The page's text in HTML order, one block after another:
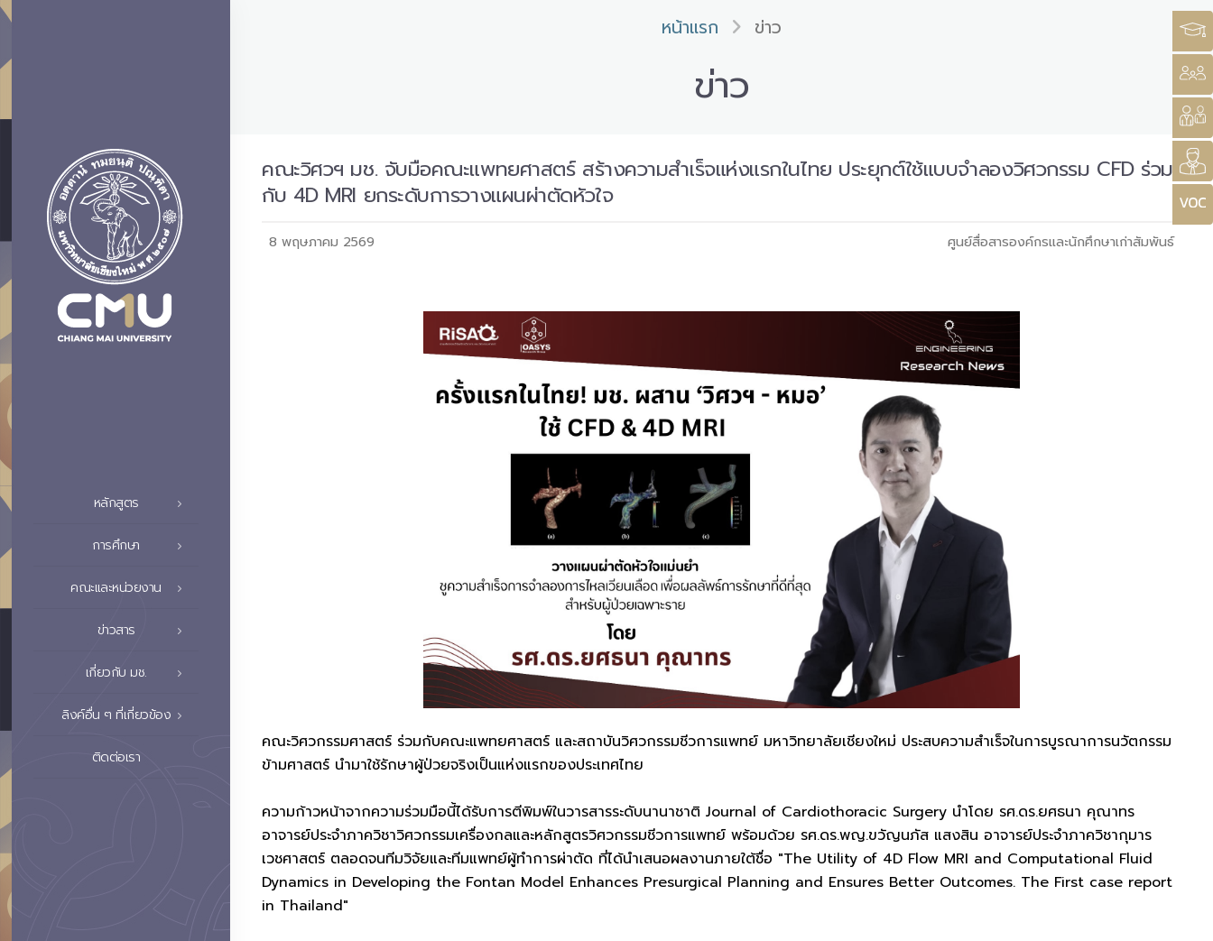
หลักสูตร
การศึกษา
คณะและหน่วยงาน
ข่าวสาร
เกี่ยวกับ มช.
ลิงค์อื่น ๆ ที่เกี่ยวข้อง
ติดต่อเรา
หน้าแรก ข่าว
ข่าว
คณะวิศวฯ มช. จับมือคณะแพทยศาสตร์ สร้างความสำเร็จแห่งแรกในไทย ประยุกต์ใช้แบบจำลองวิศวกรรม CFD ร่วม
กับ 4D MRI ยกระดับการวางแผนผ่าตัดหัวใจ
8 พฤษภาคม 2569 ศูนย์สื่อสารองค์กรและนักศึกษาเก่าสัมพันธ์
คณะวิศวกรรมศาสตร์ ร่วมกับคณะแพทยศาสตร์ และสถาบันวิศวกรรมชีวการแพทย์ มหาวิทยาลัยเชียงใหม่ ประสบความสำเร็จในการบูรณาการนวัตกรรม
ข้ามศาสตร์ นำมาใช้รักษาผู้ป่วยจริงเป็นแห่งแรกของประเทศไทย
ความก้าวหน้าจากความร่วมมือนี้ได้รับการตีพิมพ์ในวารสารระดับนานาชาติ Journal of Cardiothoracic Surgery นำโดย รศ.ดร.ยศธนา คุณาทร
อาจารย์ประจำภาควิชาวิศวกรรมเครื่องกลและหลักสูตรวิศวกรรมชีวการแพทย์ พร้อมด้วย รศ.ดร.พญ.ขวัญนภัส แสงสิน อาจารย์ประจำภาควิชากุมาร
เวชศาสตร์ ตลอดจนทีมวิจัยและทีมแพทย์ผู้ทำการผ่าตัด ที่ได้นำเสนอผลงานภายใต้ชื่อ "The Utility of 4D Flow MRI and Computational Fluid
Dynamics in Developing the Fontan Model Enhances Presurgical Planning and Ensures Better Outcomes. The First case report
in Thailand"